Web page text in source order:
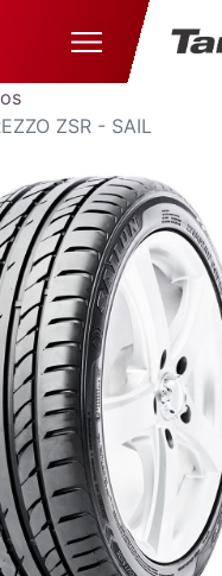
ZSR - SAIL